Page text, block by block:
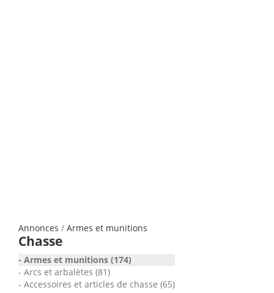
Annonces / Armes et munitions
Chasse
Armes et munitions (174)
Arcs et arbalètes (81)
Accessoires et articles de chasse (65)